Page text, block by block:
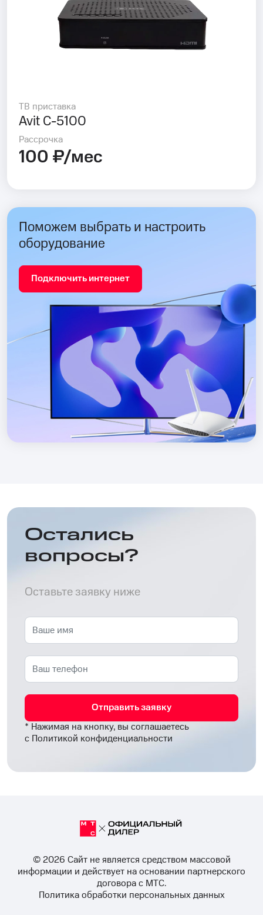
ТВ приставка
Avit C-5100
Рассрочка
100 ₽/мес
Поможем выбрать и настроить
оборудование
Подключить интернет
Остались
вопросы?
Оставьте заявку ниже
Отправить заявку
* Нажимая на кнопку, вы соглашаетесь
с Политикой конфиденциальности
© 2026 Cайт не является средством массовой
информации и действует на основании партнерского
договора с МТС.
Политика обработки персональных данных